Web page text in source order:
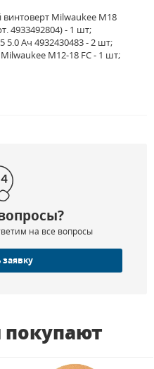
Milwaukee M18
4933492804) - 1 шт;
5.0 Ач 4932430483 - 2 шт;
M12-18 FC - 1 шт;
на все вопросы
покупают